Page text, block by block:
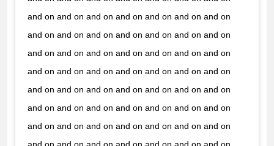
and on and on and on and on and on and on and on
and on and on and on and on and on and on and on
and on and on and on and on and on and on and on
and on and on and on and on and on and on and on
and on and on and on and on and on and on and on
and on and on and on and on and on and on and on
and on and on and on and on and on and on and on